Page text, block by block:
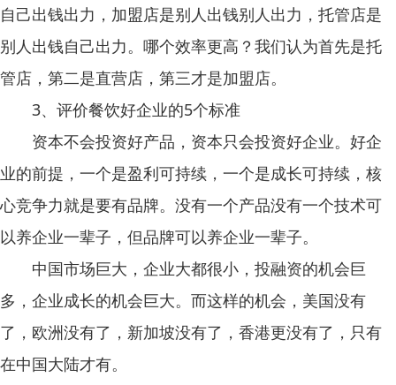
自己出钱出力，加盟店是别人出钱别人出力，托管店是
别人出钱自己出力。哪个效率更高？我们认为首先是托
管店，第二是直营店，第三才是加盟店。
3、评价餐饮好企业的5个标准
资本不会投资好产品，资本只会投资好企业。好企
业的前提，一个是盈利可持续，一个是成长可持续，核
心竞争力就是要有品牌。没有一个产品没有一个技术可
以养企业一辈子，但品牌可以养企业一辈子。
中国市场巨大，企业大都很小，投融资的机会巨
多，企业成长的机会巨大。而这样的机会，美国没有
了，欧洲没有了，新加坡没有了，香港更没有了，只有
在中国大陆才有。